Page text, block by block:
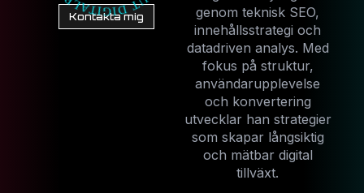
Kontakta mig
genom teknisk SEO,
innehållsstrategi och
datadriven analys. Med
fokus på struktur,
användarupplevelse
och konvertering
utvecklar han strategier
som skapar långsiktig
och mätbar digital
tillväxt.